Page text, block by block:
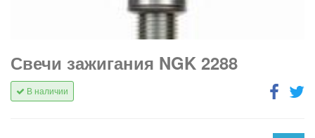
Свечи зажигания NGK 2288
В наличии